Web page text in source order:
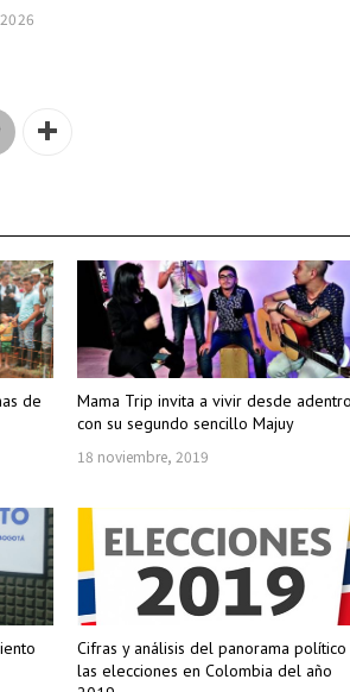
de
Mama Trip invita a vivir desde adentro
con su segundo sencillo Majuy
18 noviembre, 2019
Cifras y análisis del panorama
las elecciones en Colombia del año